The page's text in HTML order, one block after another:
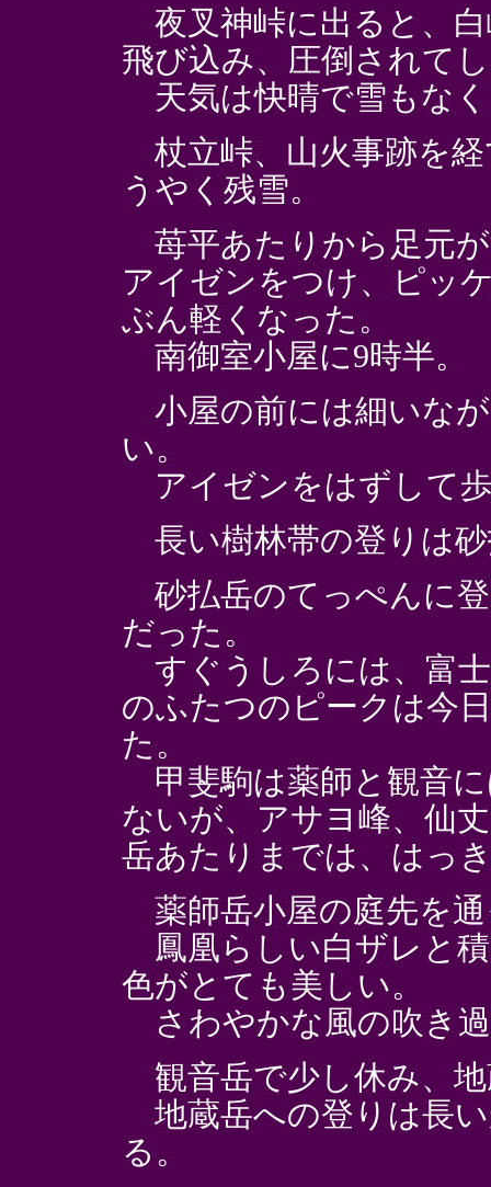
夜叉神峠に出ると、
飛び込み、圧倒されて
天気は快晴で雪もな
杖立峠、山火事跡を経
うやく残雪。
苺平あたりから足元
アイゼンをつけ、ピッ
ぶん軽くなった。
南御室小屋に9時半。
小屋の前には細いな
い。
アイゼンをはずして
長い樹林帯の登りは
砂払岳のてっぺんに
だった。
すぐうしろには、富
のふたつのピークは今
た。
甲斐駒は薬師と観音
ないが、アサヨ峰、仙
岳あたりまでは、はっ
薬師岳小屋の庭先を
鳳凰らしい白ザレと
色がとても美しい。
さわやかな風の吹き
観音岳で少し休み、
地蔵岳への登りは長
る。